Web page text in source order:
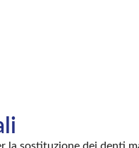
la sostituzione dei denti